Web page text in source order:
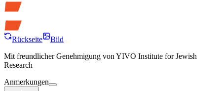
Rückseite
Bild
Mit freundlicher Genehmigung vonYIVO Institute for Jewish
Research
Anmerkungen